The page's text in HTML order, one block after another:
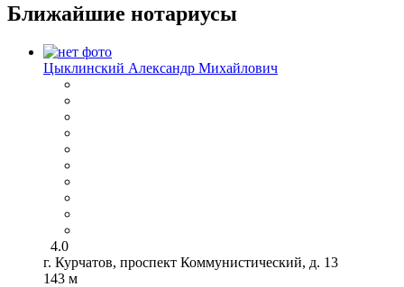
Ближайшие нотариусы
Цыклинский Александр Михайлович
4.0
г. Курчатов, проспект Коммунистический, д. 13
143 м